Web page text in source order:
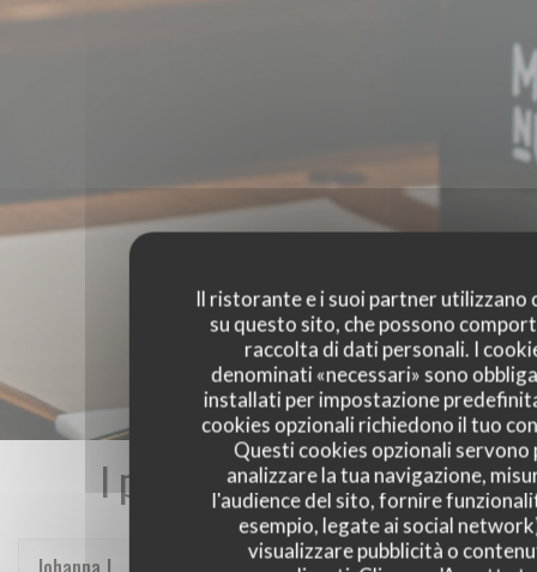
Il ristorante e i suoi partner utilizzano
su questo sito, che possono
raccolta di dati personali. I
denominati «necessari» sono
installati per impostazione
cookies opzionali richiedono il tuo
Questi cookies opzionali servono
analizzare la tua navigazione,
l'audience del sito, fornire
esempio, legate ai social
visualizzare pubblicità o
I pareri dei nostri clienti